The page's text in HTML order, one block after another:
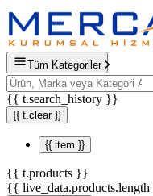
Tüm Kategoriler
{{ t.search_history }}
{{ t.clear }}
{{ item }}
{{ t.products }}
{{